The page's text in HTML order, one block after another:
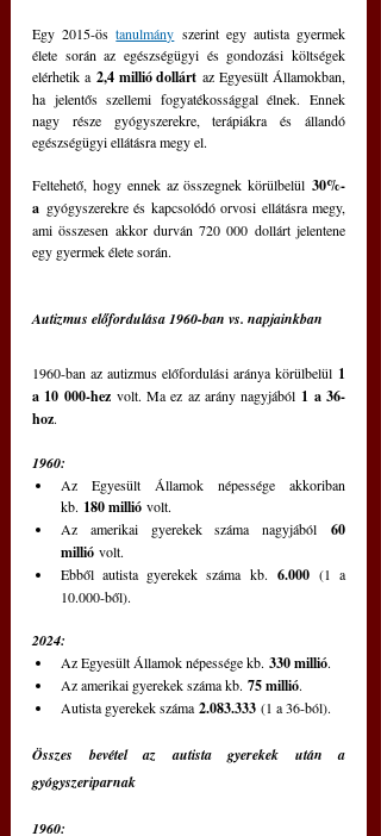
Egy 2015-ös tanulmány szerint egy autista gyermek
élete során az egészségügyi és gondozási költségek
elérhetik a 2,4 millió dollárt az Egyesült Államokban,
ha jelentős szellemi fogyatékossággal élnek. Ennek
nagy része gyógyszerekre, terápiákra és állandó
egészségügyi ellátásra megy el.
Feltehető, hogy ennek az összegnek körülbelül 30%-
a gyógyszerekre és kapcsolódó orvosi ellátásra megy,
ami összesen akkor durván 720 000 dollárt jelentene
egy gyermek élete során.
Autizmus előfordulása 1960-ban vs. napjainkban
1960-ban az autizmus előfordulási aránya körülbelül 1
a 10 000-hez volt. Ma ez az arány nagyjából 1 a 36-
hoz.
1960:
Az Egyesült Államok népessége akkoriban
kb. 180 millió volt.
Az amerikai gyerekek száma nagyjából 60
millió volt.
Ebből autista gyerekek száma kb. 6.000 (1 a
10.000-ből).
2024:
Az Egyesült Államok népessége kb. 330 millió.
Az amerikai gyerekek száma kb. 75 millió.
Autista gyerekek száma 2.083.333 (1 a 36-ból).
Összes bevétel az autista gyerekek után a
gyógyszeriparnak
1960: